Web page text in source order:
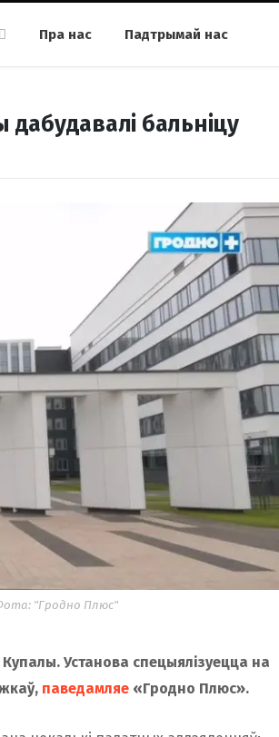
Пра нас Падтрымай нас
бальніцу
"Гродно Плюс"
Установа спецыялізуецца на
паведамляе «Гродно Плюс».